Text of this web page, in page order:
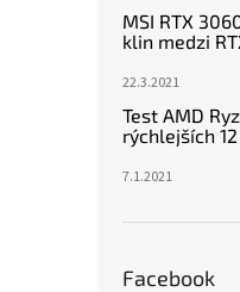
MSI RTX
klin medzi
22.3.2021
Test AMD
rýchlejších
7.1.2021
Facebook